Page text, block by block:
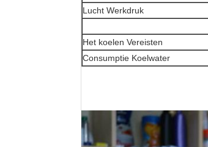
Lucht Werkdruk
Het koelen Vereisten
Consumptie Koelwater